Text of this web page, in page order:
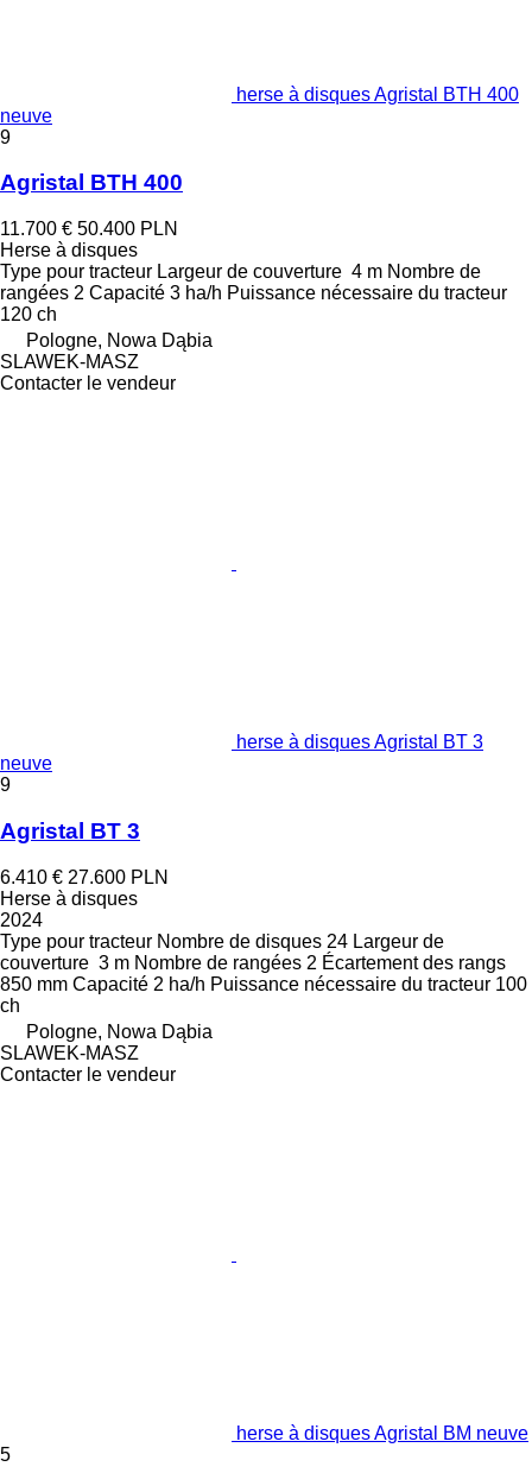
herse à disques Agristal BTH 400
neuve
9
Agristal BTH 400
11.700 € 50.400 PLN
Herse à disques
Type pour tracteur Largeur de couverture 4 m Nombre de
rangées 2 Capacité 3 ha/h Puissance nécessaire du tracteur
120 ch
Pologne, Nowa Dąbia
SLAWEK-MASZ
Contacter le vendeur
herse à disques Agristal BT 3
neuve
9
Agristal BT 3
6.410 € 27.600 PLN
Herse à disques
2024
Type pour tracteur Nombre de disques 24 Largeur de
couverture 3 m Nombre de rangées 2 Écartement des rangs
850 mm Capacité 2 ha/h Puissance nécessaire du tracteur 100
ch
Pologne, Nowa Dąbia
SLAWEK-MASZ
Contacter le vendeur
herse à disques Agristal BM neuve
5